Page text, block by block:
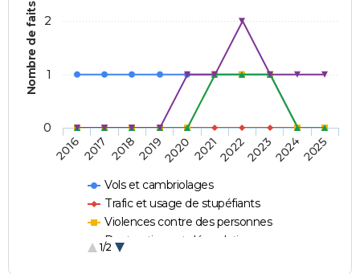
Nombre de faits
Vols et cambriolages
Trafic et usage de stupéfiants
Violences contre des personnes
Destructions et dégradations
1/2
20162017 20182019202020212022202320242025
0
1
2